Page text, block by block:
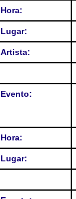
Hora:
Lugar:
Artista:
Evento:
Hora:
Lugar: